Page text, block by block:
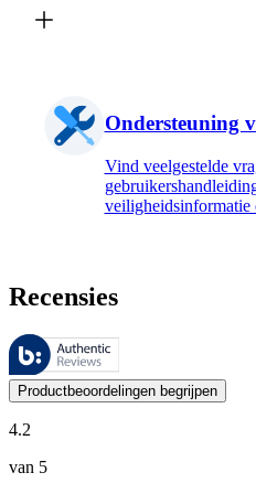
Ondersteuning
Vind veelgestelde
veiligheidsinformatie
Recensies
Deze beoordelingen worden
De mening van onze klanten is
Productbeoordelingen begrijpen
4.2
van 5